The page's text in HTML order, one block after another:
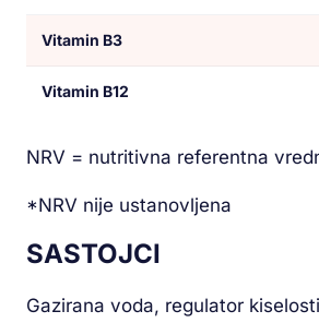
Vitamin B3
Vitamin B12
NRV = nutritivna referentna
*NRV nije ustanovljena
SASTOJCI
Gazirana voda, regulator